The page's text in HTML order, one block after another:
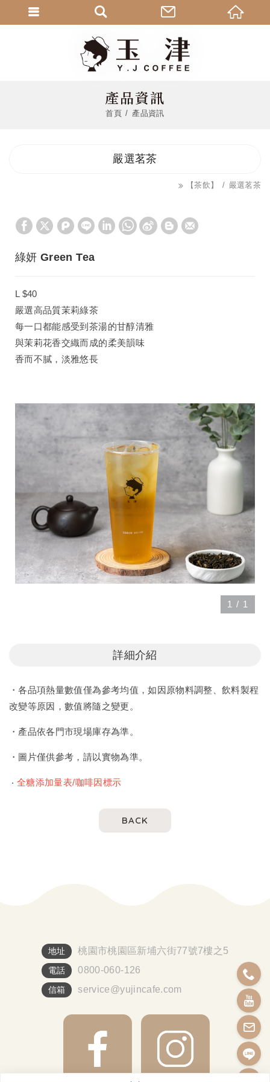
產品資訊
首頁 產品資訊
嚴選茗茶
【茶飲】 嚴選茗茶
綠妍 Green Tea
L $40
嚴選高品質茉莉綠茶
每一口都能感受到茶湯的甘醇清雅
與茉莉花香交織而成的柔美韻味
香而不膩，淡雅悠長
1 / 1
詳細介紹
・各品項熱量數值僅為參考均值，如因原物料調整、飲料製程
改變等原因，數值將隨之變更。
・產品依各門市現場庫存為準。
・圖片僅供參考，請以實物為準。
‧全糖添加量表/咖啡因標示
BACK
地址 桃園市桃園區新埔六街77號7樓之5
電話 0800-060-126
信箱 service@yujincafe.com